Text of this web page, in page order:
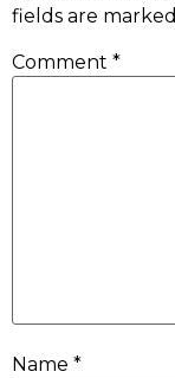
fields are marked
Comment *
Name *